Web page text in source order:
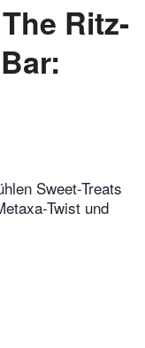
Ritz-
Sweet-Treats
Twist und